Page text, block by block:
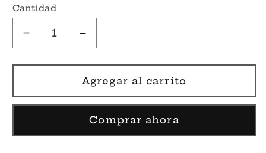
Cantidad
Reducir
cantidad
para
2021
Summer
#1076
Aumentar
cantidad
para
Mexico
2021
Summer
Convention
#1076
Agregar al carrito
Comprar ahora